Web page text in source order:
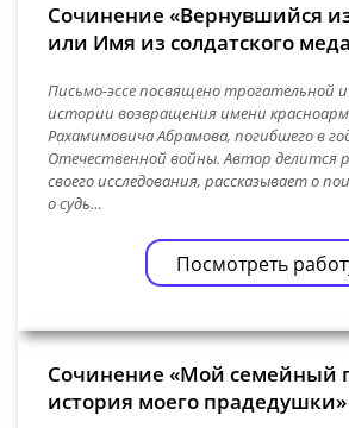
Сочинение «Вернувшийся
или Имя из солдатского
Письмо-эссе посвящено трогательной
истории возвращения имени
Рахамимовича Абрамова, погибшего в
Отечественной войны. Автор делится
своего исследования, рассказывает о
о судь…
Посмотреть
Сочинение «Мой семейный
история моего прадедушки»